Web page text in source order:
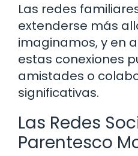
Las redes
extenderse más
imaginamos, y en
estas conexiones
amistades o
significativas.
Las Redes
Parentesco